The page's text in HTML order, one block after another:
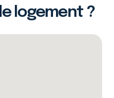
logement ?